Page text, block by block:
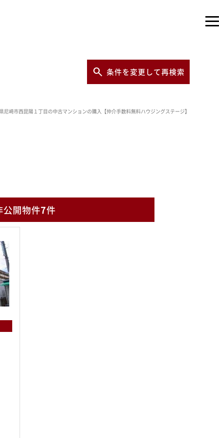
条件を変更して再検索
尼崎市西昆陽１丁目の中古マンションの購入【仲介手数料無料ハウジングステージ】
公開物件7件